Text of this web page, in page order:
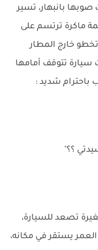
بانبهار، تسير
ماكرة ترتسم على
خارج المطار
سيارة تتوقف أمامها
باحترام شديد :
؟؟"
تصعد للسيارة،
يستقر في مكانه،